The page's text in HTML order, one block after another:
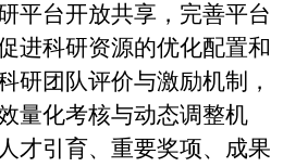
平台开放共享，完善平台
进科研资源的优化配置和
研团队评价与激励机制，
量化考核与动态调整机
才引育、重要奖项、成果